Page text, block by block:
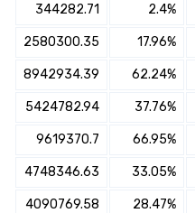
2.4%
344282.71
17.96%
2580300.35
62.24%
8942934.39
37.76%
5424782.94
66.95%
9619370.7
33.05%
4748346.63
28.47%
4090769.58